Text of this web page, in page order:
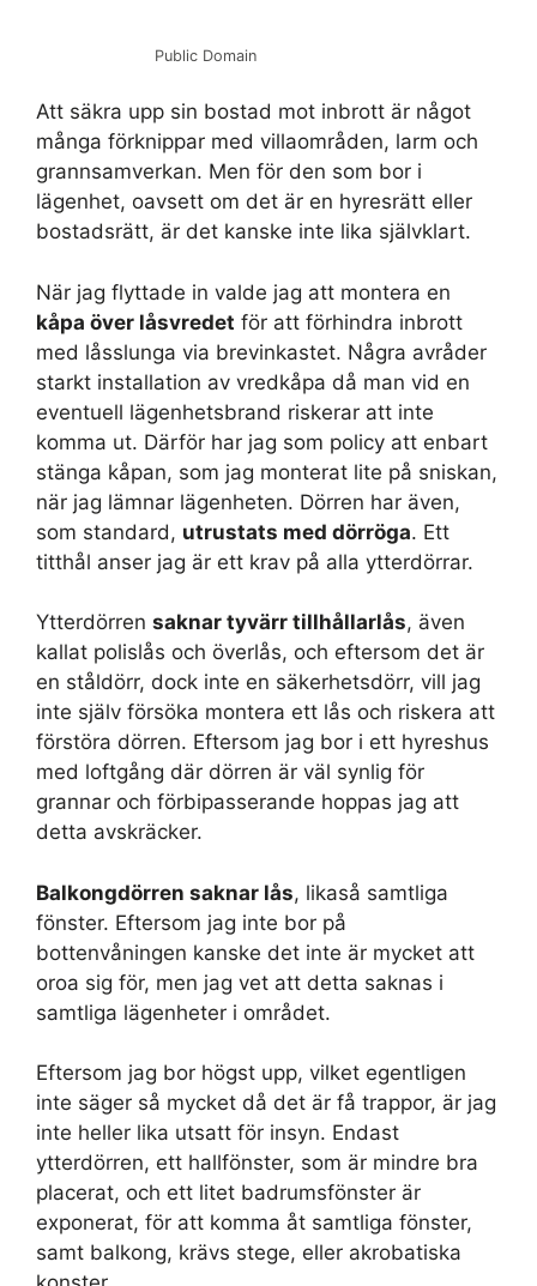
Public Domain
Att säkra upp sin bostad mot inbrott är något
många förknippar med villaområden, larm och
grannsamverkan. Men för den som bor i
lägenhet, oavsett om det är en hyresrätt eller
bostadsrätt, är det kanske inte lika självklart.
När jag flyttade in valde jag att montera en
kåpa över låsvredet för att förhindra inbrott
med låsslunga via brevinkastet. Några avråder
starkt installation av vredkåpa då man vid en
eventuell lägenhetsbrand riskerar att inte
komma ut. Därför har jag som policy att enbart
stänga kåpan, som jag monterat lite på sniskan,
när jag lämnar lägenheten. Dörren har även,
som standard, utrustats med dörröga. Ett
titthål anser jag är ett krav på alla ytterdörrar.
Ytterdörren saknar tyvärr tillhållarlås, även
kallat polislås och överlås, och eftersom det är
en ståldörr, dock inte en säkerhetsdörr, vill jag
inte själv försöka montera ett lås och riskera att
förstöra dörren. Eftersom jag bor i ett hyreshus
med loftgång där dörren är väl synlig för
grannar och förbipasserande hoppas jag att
detta avskräcker.
Balkongdörren saknar lås, likaså samtliga
fönster. Eftersom jag inte bor på
bottenvåningen kanske det inte är mycket att
oroa sig för, men jag vet att detta saknas i
samtliga lägenheter i området.
Eftersom jag bor högst upp, vilket egentligen
inte säger så mycket då det är få trappor, är jag
inte heller lika utsatt för insyn. Endast
ytterdörren, ett hallfönster, som är mindre bra
placerat, och ett litet badrumsfönster är
exponerat, för att komma åt samtliga fönster,
samt balkong, krävs stege, eller akrobatiska